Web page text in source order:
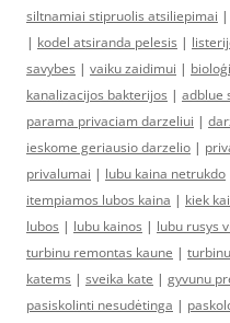
siltnamiai stipruolis atsiliepimai |
| kodel atsiranda pelesis |
savybes | vaiku zaidimui |
kanalizacijos bakterijos | adblue
parama privaciam darzeliui |
ieskome geriausio darzelio |
privalumai | lubu kaina netrukdo
itempiamos lubos kaina | kiek
lubos | lubu kainos | lubu rusys
turbinu remontas kaune |
katems | sveika kate | gyvunu
pasiskolinti nesudėtinga |